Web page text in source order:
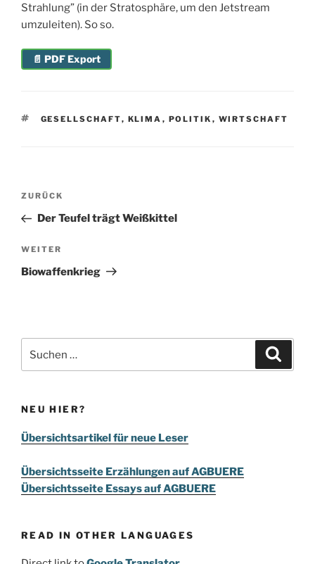
Strahlung” (in der Stratosphäre, um den Jetstream
umzuleiten). So so.
📄 PDF Export
SCHLAGWÖRTER
GESELLSCHAFT, KLIMA , POLITIK , WIRTSCHAFT
Beitragsnavigation
Vorheriger
Beitrag
ZURÜCK
Der Teufel trägt Weißkittel
Nächster
Beitrag
WEITER
Biowaffenkrieg
nach:
NEU HIER?
Übersichtsartikel für neue Leser
Übersichtsseite Erzählungen auf AGBUERE
Übersichtsseite Essays auf AGBUERE
READ IN OTHER LANGUAGES